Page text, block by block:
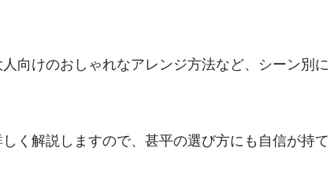
向けのおしゃれなアレンジ方法など、シーン別に
く解説しますので、甚平の選び方にも自信が持て